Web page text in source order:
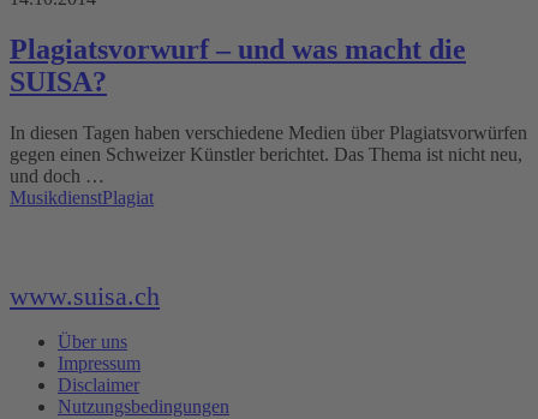
Plagiatsvorwurf – und was macht die
SUISA?
In diesen Tagen haben verschiedene Medien über Plagiatsvorwürfen
gegen einen Schweizer Künstler berichtet. Das Thema ist nicht neu,
und doch …
MusikdienstPlagiat
www.suisa.ch
Über uns
Impressum
Disclaimer
Nutzungsbedingungen